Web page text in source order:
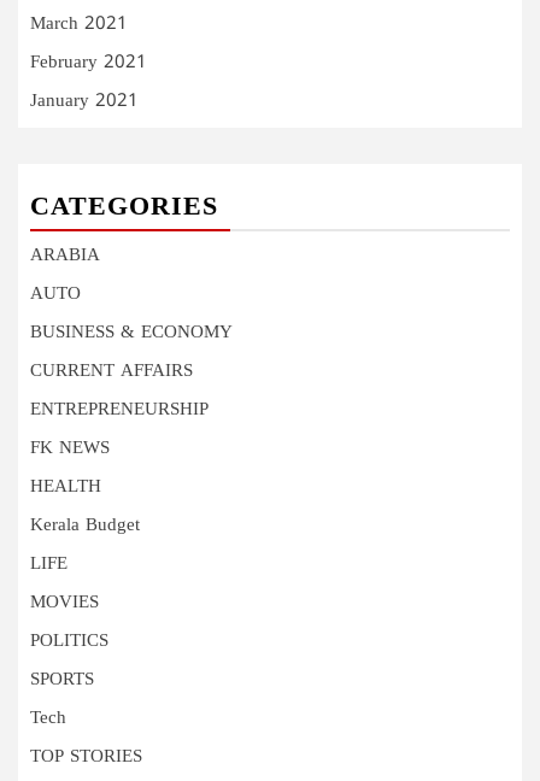
March 2021
February 2021
January 2021
CATEGORIES
ARABIA
AUTO
BUSINESS & ECONOMY
CURRENT AFFAIRS
ENTREPRENEURSHIP
FK NEWS
HEALTH
Kerala Budget
LIFE
MOVIES
POLITICS
SPORTS
Tech
TOP STORIES